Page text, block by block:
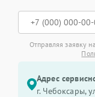
Отправляя заявку
Адрес
г. Чебоксары,